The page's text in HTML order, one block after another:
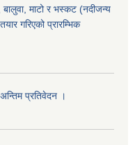
माटो र भस्कट (नदीजन्य
गरिएको प्रारम्भिक
प्रतिवेदन ।